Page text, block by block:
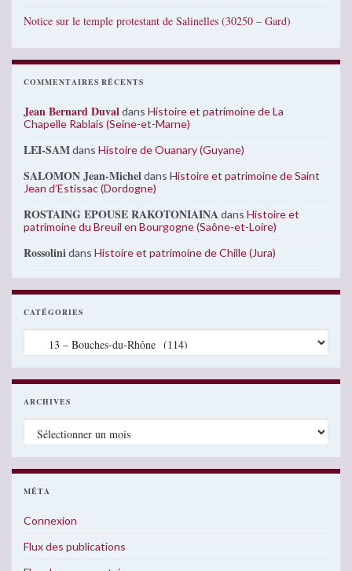
Notice sur le temple protestant de Salinelles (30250 – Gard)
COMMENTAIRES RÉCENTS
Jean Bernard Duvaldans Histoire et patrimoine de La
Chapelle Rablais (Seine-et-Marne)
LEI-SAMdans Histoire de Ouanary (Guyane)
SALOMON Jean-Micheldans Histoire et patrimoine de Saint
Jean d’Estissac (Dordogne)
ROSTAING EPOUSE RAKOTONIAINAdans Histoire et
patrimoine du Breuil en Bourgogne (Saône-et-Loire)
Rossolinidans Histoire et patrimoine de Chille (Jura)
CATÉGORIES
Catégories
ARCHIVES
Archives
MÉTA
Connexion
Flux des publications